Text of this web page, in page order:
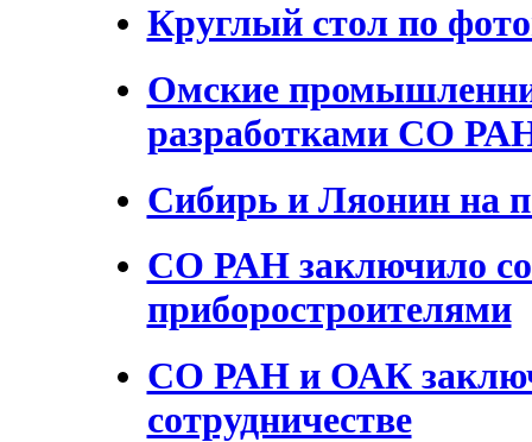
Круглый стол по
Омские
разработками СО
Сибирь и Ляонин на
СО РАН заключило
приборостроителями
СО РАН и ОАК
сотрудничестве